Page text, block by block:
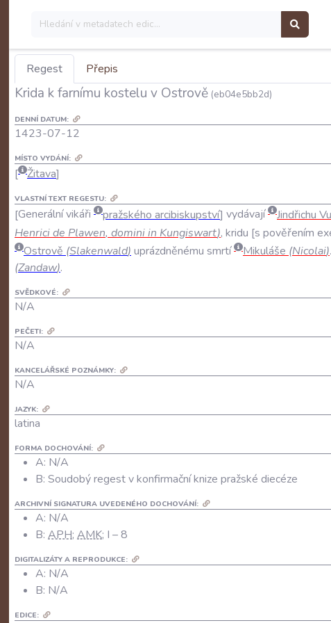
Regest Přepis
Krida k farnímu kostelu v Ostrově (eb04e5bb2d)
DENNÍ DATUM:
1423-07-12
MÍSTO VYDÁNÍ:
Žitava
VLASTNÍ TEXT REGESTU:
Generálnívikáři pražského arcibiskupství vydávají Jindřichu
Henricide Plawen, dominiin Kungiswart), kridu s pověřením
Ostrově (Slakenwald) uprázdněnému smrtí Mikuláše (Nicolai).
(Zandaw).
SVĚDKOVÉ:
N/A
PEČETI:
N/A
KANCELÁŘSKÉ POZNÁMKY:
N/A
JAZYK:
latina
FORMA DOCHOVÁNÍ:
A: N/A
B: Soudobý regest v konfirmační knize pražské diecéze
ARCHIVNÍ SIGNATURA UVEDENÉHO DOCHOVÁNÍ:
A: N/A
B: APH; AMK; I – 8
DIGITALIZÁTY A REPRODUKCE:
A: N/A
B: N/A
EDICE: